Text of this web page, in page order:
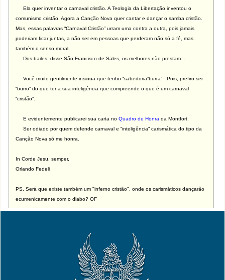
Ela quer inventar o carnaval cristão. A Teologia da Libertação inventou o
comunismo cristão. Agora a Canção Nova quer cantar e dançar o samba cristão.
Mas, essas palavras “Carnaval Cristão” urram uma contra a outra, pois jamais
poderiam ficar juntas, a não ser em pessoas que perderam não só a fé, mas
também o senso moral.
Dos bailes, disse São Francisco de Sales, os melhores não prestam...
Você muito gentilmente insinua que tenho “sabedoria”burra”.Pois, prefiro ser
“burro” do que ter a sua inteligência que compreende o que é um carnaval
“cristão”.
E evidentemente publicarei sua carta noQuadro de Honra da Montfort.
Ser odiado por quem defende carnaval e “inteligência” carismática do tipo da
Canção Nova só me honra.
In Corde Jesu, semper,
Orlando Fedeli
PS. Será que existe também um "inferno cristão", onde os carismáticos dançarão
ecumenicamente com o diabo? OF